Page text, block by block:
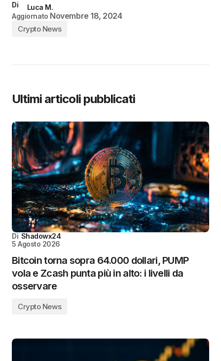
Di
Luca M.
Aggiornato Novembre 18, 2024
Crypto News
Ultimi articoli pubblicati
Di Shadowx24
5 Agosto 2026
Bitcoin torna sopra 64.000 dollari, PUMP
vola e Zcash punta più in alto: i livelli da
osservare
Crypto News